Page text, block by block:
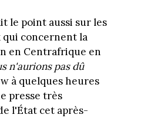
le point aussi sur les
qui concernent la
en Centrafrique en
n'aurions pas dû
à quelques heures
presse très
l'État cet après-